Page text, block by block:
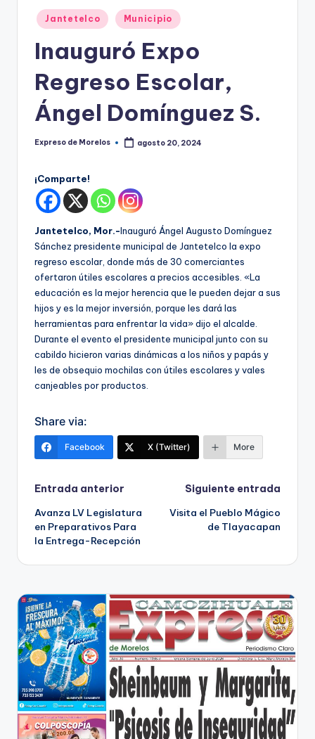
el
Publicado
en
Jantetelco Municipio
Inauguró Expo
Regreso Escolar,
Ángel Domínguez S.
Publicado
Expreso de Morelos agosto 20, 2024
¡Comparte!
Jantetelco, Mor.-Inauguró Ángel Augusto Domínguez
Sánchez presidente municipal de Jantetelco la expo
regreso escolar, donde más de 30 comerciantes
ofertaron útiles escolares a precios accesibles. «La
educación es la mejor herencia que le pueden dejar a sus
hijos y es la mejor inversión, porque les dará las
herramientas para enfrentar la vida» dijo el alcalde.
Durante el evento el presidente municipal junto con su
cabildo hicieron varias dinámicas a los niños y papás y
les de obsequio mochilas con útiles escolares y vales
canjeables por productos.
Share via:
Facebook X (Twitter) More
Navegación
de
entradas
Entrada anterior
Avanza LV Legislatura
en Preparativos Para
la Entrega-Recepción
Siguiente entrada
Visita el Pueblo Mágico
de Tlayacapan